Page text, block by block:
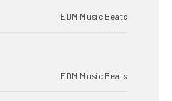
EDM Music Beats
EDM Music Beats